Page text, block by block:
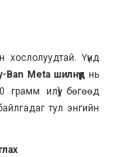
Үүнд
Ban Meta шилнүүд нь
илүү) бөгөөд
тул энгийн